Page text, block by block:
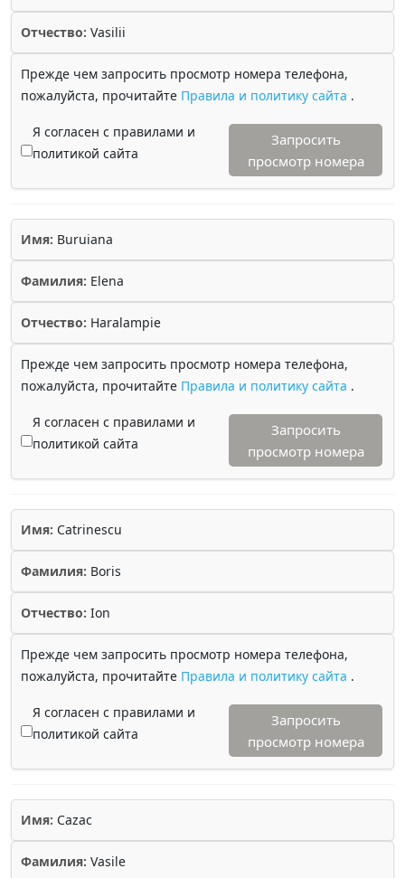
Отчество: Vasilii
Прежде чем запросить просмотр номера телефона,
пожалуйста, прочитайте Правила и политику сайта .
Я согласен с правилами и
политикой сайта
Запросить
просмотр номера
Имя: Buruiana
Фамилия: Elena
Отчество: Haralampie
Прежде чем запросить просмотр номера телефона,
пожалуйста, прочитайте Правила и политику сайта .
Я согласен с правилами и
политикой сайта
Запросить
просмотр номера
Имя: Catrinescu
Фамилия: Boris
Отчество: Ion
Прежде чем запросить просмотр номера телефона,
пожалуйста, прочитайте Правила и политику сайта .
Я согласен с правилами и
политикой сайта
Запросить
просмотр номера
Имя: Cazac
Фамилия: Vasile